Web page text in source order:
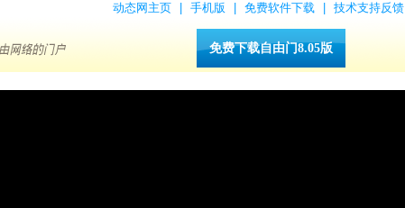
动态网主页 手机版 免费软件下载 技术支持反馈
免费下载自由门8.05版